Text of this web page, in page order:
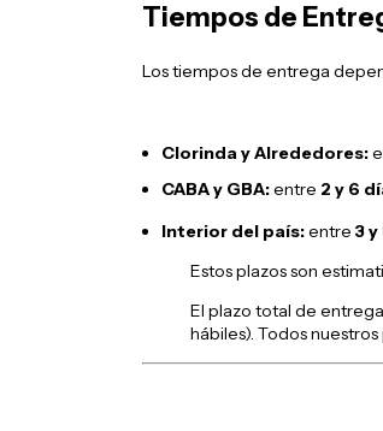
Tiempos de
Los tiempos de entrega
Clorinda y Alrededores:
CABA y GBA:entre 2 y 6
Interior del país:entre 3
Estos plazos son
El plazo total de
hábiles). Todos